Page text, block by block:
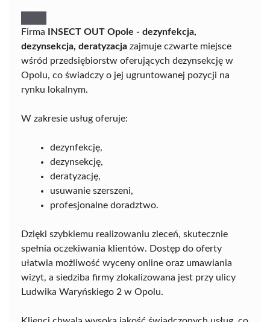
Firma
INSECT OUT Opole - dezynfekcja,
dezynsekcja, deratyzacja zajmuje czwarte miejsce
wśród przedsiębiorstw oferujących dezynsekcję w
Opolu, co świadczy o jej ugruntowanej pozycji na
rynku lokalnym.
W zakresie usług oferuje:
dezynfekcję,
dezynsekcję,
deratyzację,
usuwanie szerszeni,
profesjonalne doradztwo.
Dzięki szybkiemu realizowaniu zleceń, skutecznie
spełnia oczekiwania klientów. Dostęp do oferty
ułatwia możliwość wyceny online oraz umawiania
wizyt, a siedziba firmy zlokalizowana jest przy ulicy
Ludwika Waryńskiego 2 w Opolu.